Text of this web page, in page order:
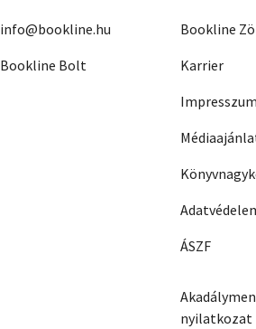
info@bookline.hu
Bookline Bolt
Bookline
Karrier
Impresszum
ÁSZF
nyilatkozat